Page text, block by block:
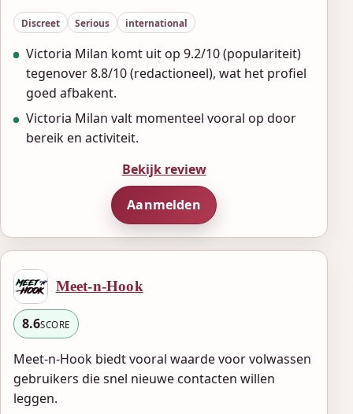
Discreet Serious international
Victoria Milan komt uit op 9.2/10 (populariteit)
tegenover 8.8/10 (redactioneel), wat het profiel
goed afbakent.
Victoria Milan valt momenteel vooral op door
bereik en activiteit.
Bekijk review
Aanmelden
Meet-n-Hook
8.6SCORE
Meet-n-Hook biedt vooral waarde voor volwassen
gebruikers die snel nieuwe contacten willen
leggen.